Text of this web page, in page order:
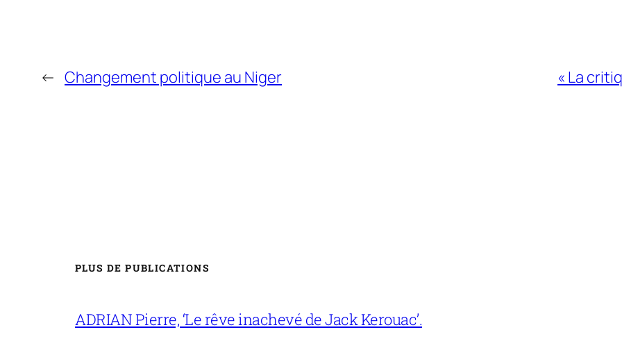
← Changement politique au Niger « La
PLUS DE PUBLICATIONS
ADRIAN Pierre, ‘Le rêve inachevé de Jack Kerouac’.